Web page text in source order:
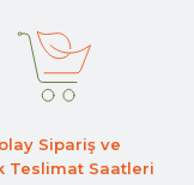
Sipariş ve
Teslimat Saatleri